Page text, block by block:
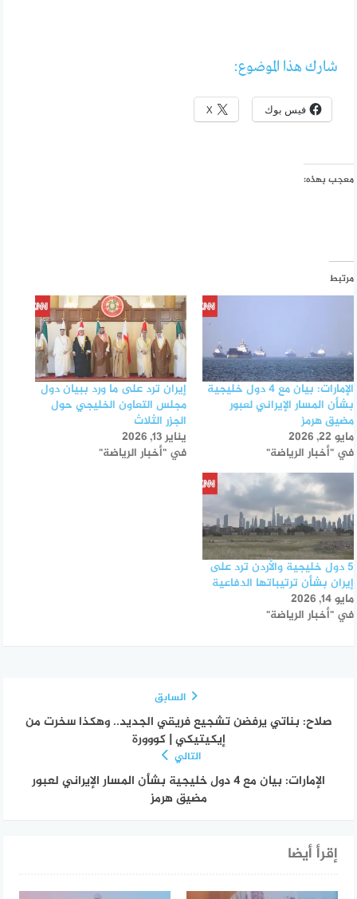
شارك هذا الموضوع:
فيس بوك X
معجب بهذه:
مرتبط
الإمارات: بيان مع 4 دول خليجية
بشأن المسار الإيراني لعبور
مضيق هرمز
مايو 22, 2026
في "أخبار الرياضة"
إيران ترد على ما ورد ببيان دول
مجلس التعاون الخليجي حول
الجزر الثلاث
يناير 13, 2026
في "أخبار الرياضة"
5 دول خليجية والأردن ترد على
إيران بشأن ترتيباتها الدفاعية
مايو 14, 2026
في "أخبار الرياضة"
السابق
صلاح: بناتي يرفضن تشجيع فريقي الجديد.. وهكذا سخرت من
إيكيتيكي | كووورة
التالي
الإمارات: بيان مع 4 دول خليجية بشأن المسار الإيراني لعبور
مضيق هرمز
إقرأ أيضا